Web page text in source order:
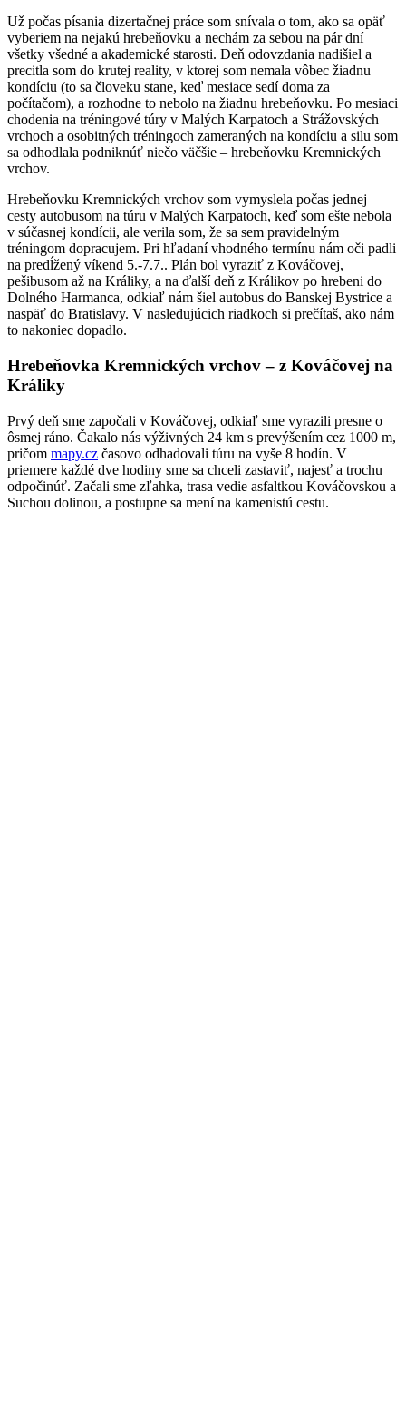
Už počas písania dizertačnej práce som snívala o tom, ako sa opäť
vyberiem na nejakú hrebeňovku a nechám za sebou na pár dní
všetky všedné a akademické starosti. Deň odovzdania nadišiel a
precitla som do krutej reality, v ktorej som nemala vôbec žiadnu
kondíciu (to sa človeku stane, keď mesiace sedí doma za
počítačom), a rozhodne to nebolo na žiadnu hrebeňovku. Po mesiaci
chodenia na tréningové túry v Malých Karpatoch a Strážovských
vrchoch a osobitných tréningoch zameraných na kondíciu a silu som
sa odhodlala podniknúť niečo väčšie – hrebeňovku Kremnických
vrchov.
Hrebeňovku Kremnických vrchov som vymyslela počas jednej
cesty autobusom na túru v Malých Karpatoch, keď som ešte nebola
v súčasnej kondícii, ale verila som, že sa sem pravidelným
tréningom dopracujem. Pri hľadaní vhodného termínu nám oči padli
na predĺžený víkend 5.-7.7.. Plán bol vyraziť z Kováčovej,
pešibusom až na Králiky, a na ďalší deň z Králikov po hrebeni do
Dolného Harmanca, odkiaľ nám šiel autobus do Banskej Bystrice a
naspäť do Bratislavy. V nasledujúcich riadkoch si prečítaš, ako nám
to nakoniec dopadlo.
Hrebeňovka Kremnických vrchov – z Kováčovej na
Králiky
Prvý deň sme započali v Kováčovej, odkiaľ sme vyrazili presne o
ôsmej ráno. Čakalo nás výživných 24 km s prevýšením cez 1000 m,
pričom mapy.cz časovo odhadovali túru na vyše 8 hodín. V
priemere každé dve hodiny sme sa chceli zastaviť, najesť a trochu
odpočinúť. Začali sme zľahka, trasa vedie asfaltkou Kováčovskou a
Suchou dolinou, a postupne sa mení na kamenistú cestu.